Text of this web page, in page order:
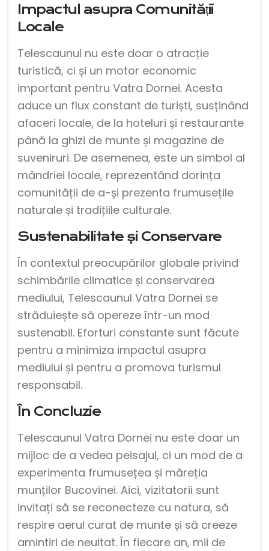
Impactul asupra Comunității
Locale
Telescaunul nu este doar o atracție
turistică, ci și un motor economic
important pentru Vatra Dornei. Acesta
aduce un flux constant de turiști, susținând
afaceri locale, de la hoteluri și restaurante
până la ghizi de munte și magazine de
suveniruri. De asemenea, este un simbol al
mândriei locale, reprezentând dorința
comunității de a-și prezenta frumusețile
naturale și tradițiile culturale.
Sustenabilitate și Conservare
În contextul preocupărilor globale privind
schimbările climatice și conservarea
mediului, Telescaunul Vatra Dornei se
străduiește să opereze într-un mod
sustenabil. Eforturi constante sunt făcute
pentru a minimiza impactul asupra
mediului și pentru a promova turismul
responsabil.
În Concluzie
Telescaunul Vatra Dornei nu este doar un
mijloc de a vedea peisajul, ci un mod de a
experimenta frumusețea și măreția
munților Bucovinei. Aici, vizitatorii sunt
invitați să se reconecteze cu natura, să
respire aerul curat de munte și să creeze
amintiri de neuitat. În fiecare an, mii de